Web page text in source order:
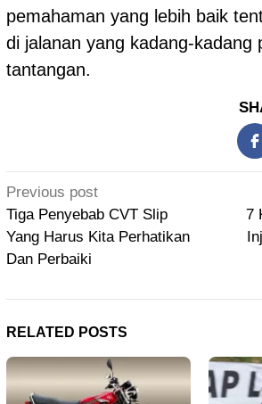
pemahaman yang lebih baik
di jalanan yang kadang-kadang
tantangan.
Post
navigation
Previous post
Tiga Penyebab CVT Slip
Yang Harus Kita Perhatikan
Dan Perbaiki
7
RELATED POSTS